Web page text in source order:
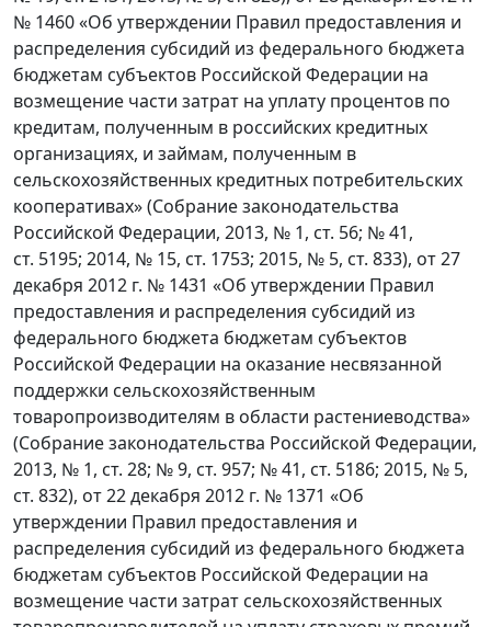
№ 1460 «Об утверждении Правил предоставления и
распределения субсидий из федерального бюджета
бюджетам субъектов Российской Федерации на
возмещение части затрат на уплату процентов по
кредитам, полученным в российских кредитных
организациях, и займам, полученным в
сельскохозяйственных кредитных потребительских
кооперативах» (Собрание законодательства
Российской Федерации, 2013, № 1, ст. 56; № 41,
ст. 5195; 2014, № 15, ст. 1753; 2015, № 5, ст. 833), от 27
декабря 2012 г. № 1431 «Об утверждении Правил
предоставления и распределения субсидий из
федерального бюджета бюджетам субъектов
Российской Федерации на оказание несвязанной
поддержки сельскохозяйственным
товаропроизводителям в области растениеводства»
(Собрание законодательства Российской Федерации,
2013, № 1, ст. 28; № 9, ст. 957; № 41, ст. 5186; 2015, № 5,
ст. 832), от 22 декабря 2012 г. № 1371 «Об
утверждении Правил предоставления и
распределения субсидий из федерального бюджета
бюджетам субъектов Российской Федерации на
возмещение части затрат сельскохозяйственных